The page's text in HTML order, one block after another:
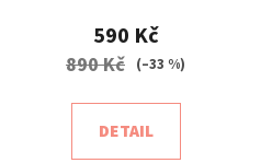
590 Kč
890 Kč (–33 %)
DETAIL